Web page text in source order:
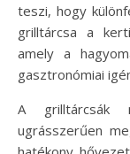
teszi, hogy
grilltárcsa a
amely a
gasztronómiai
A grilltárcsák
ugrásszerűen